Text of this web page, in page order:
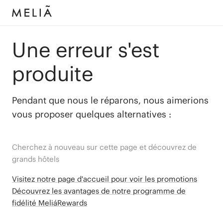
Une erreur s'est
produite
Pendant que nous le réparons, nous aimerions
vous proposer quelques alternatives :
Cherchez à nouveau sur cette page et découvrez de
grands hôtels
Visitez notre page d'accueil pour voir les promotions
Découvrez les avantages de notre programme de
fidélité MeliáRewards